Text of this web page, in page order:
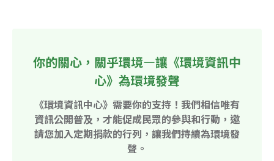
你的關心，關乎環境—讓《環境資訊中
心》為環境發聲
《環境資訊中心》需要你的支持！我們相信唯有
資訊公開普及，才能促成民眾的參與和行動，邀
請您加入定期捐款的行列，讓我們持續為環境發
聲。